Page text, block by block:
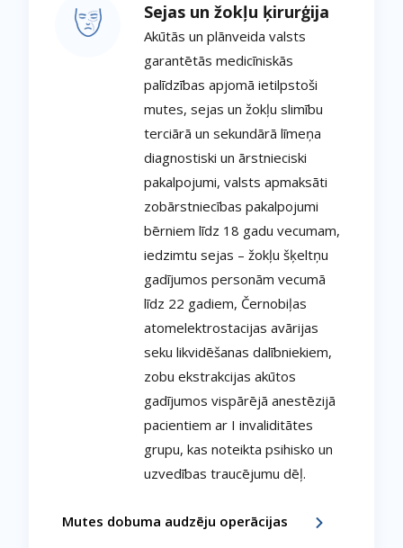
Sejas un žokļu ķirurģija
Akūtās un plānveida valsts
garantētās medicīniskās
palīdzības apjomā ietilpstoši
mutes, sejas un žokļu slimību
terciārā un sekundārā līmeņa
diagnostiski un ārstnieciski
pakalpojumi, valsts apmaksāti
zobārstniecības pakalpojumi
bērniem līdz 18 gadu vecumam,
iedzimtu sejas – žokļu šķeltņu
gadījumos personām vecumā
līdz 22 gadiem, Černobiļas
atomelektrostacijas avārijas
seku likvidēšanas dalībniekiem,
zobu ekstrakcijas akūtos
gadījumos vispārējā anestēzijā
pacientiem ar I invaliditātes
grupu, kas noteikta psihisko un
uzvedības traucējumu dēļ.
Mutes dobuma audzēju operācijas